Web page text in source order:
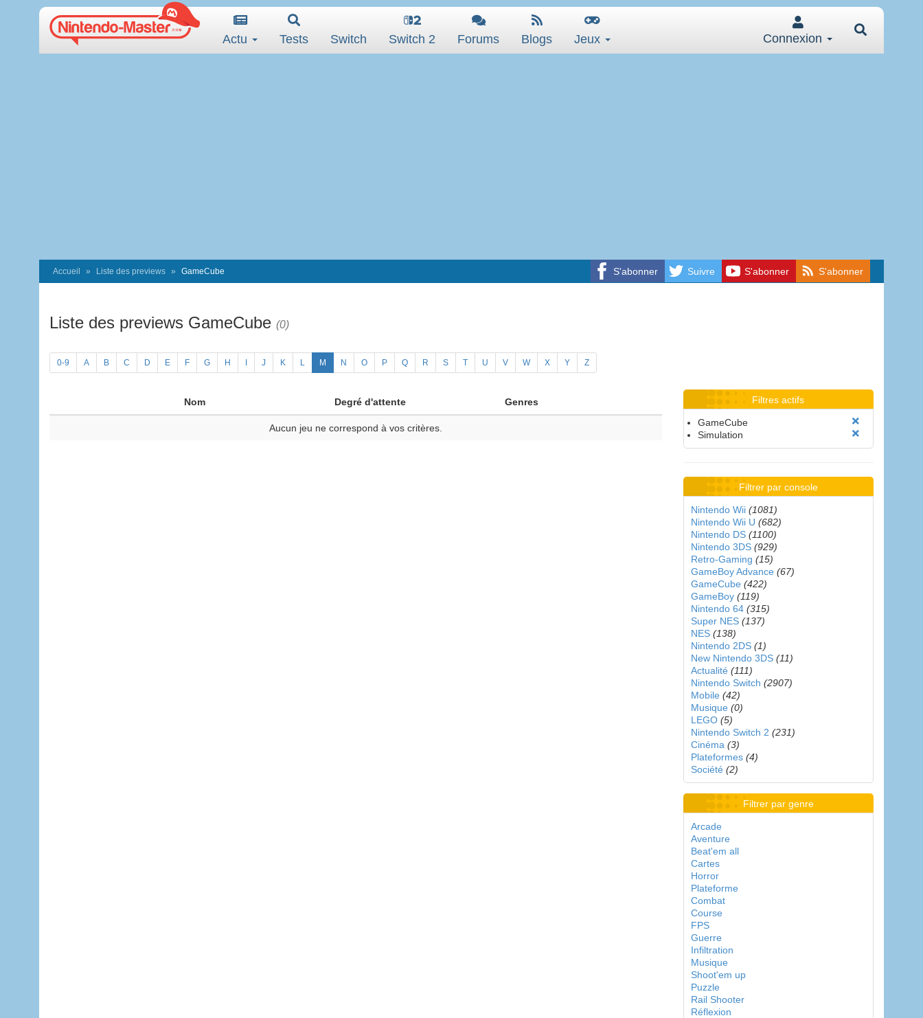
Actu Tests Switch Switch 2 Forums Blogs Jeux Connexion
S'abonner Suivre S'abonner S'abonner
Accueil Liste des previews GameCube
Liste des previews GameCube (0)
0-9 A B C D E F G H J K L M N O P Q R S T U V W X Y Z
Nom Degré d'attente Genres
Aucun jeu ne correspond à vos critères.
Filtres actifs
GameCube
Simulation
Filtrer par console
Nintendo Wii (1081)
Nintendo Wii U (682)
Nintendo DS (1100)
Nintendo 3DS (929)
Retro-Gaming (15)
GameBoy Advance (67)
GameCube (422)
GameBoy (119)
Nintendo 64 (315)
Super NES (137)
NES (138)
Nintendo 2DS (1)
New Nintendo 3DS (11)
Actualité (111)
Nintendo Switch (2907)
Mobile (42)
Musique (0)
LEGO (5)
Nintendo Switch 2 (231)
Cinéma (3)
Plateformes (4)
Société (2)
Filtrer par genre
Arcade
Aventure
Beat'em all
Cartes
Horror
Plateforme
Combat
Course
FPS
Guerre
Infiltration
Musique
Shoot'em up
Puzzle
Rail Shooter
Réflexion